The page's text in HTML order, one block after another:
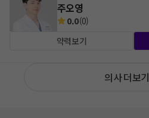
주오영
0.0(0)
약력보기
의사 더보기